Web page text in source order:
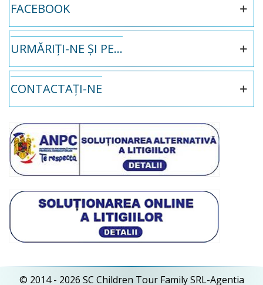
FACEBOOK
URMĂRIȚI-NE ȘI PE...
CONTACTAȚI-NE
© 2014 - 2026 SC Children Tour Family SRL-Agentia